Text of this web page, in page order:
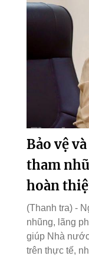
Bảo vệ
tham
hoàn
(Thanh tra) -
nhũng, lãng
giúp Nhà
trên thực tế,